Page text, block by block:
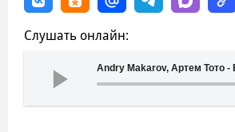
Слушать онлайн:
Andry Makarov, Артем Тото